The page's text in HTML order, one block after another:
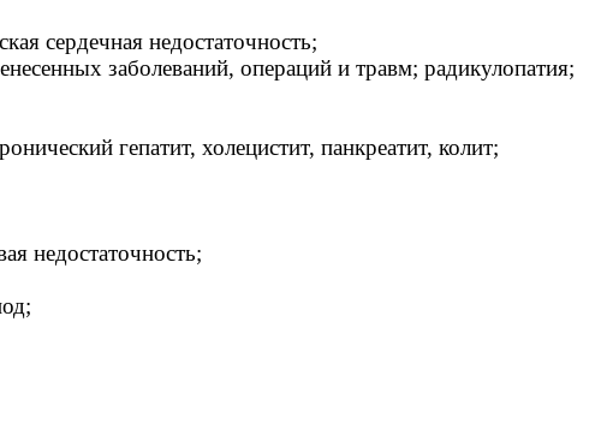
сердечная недостаточность;
заболеваний, операций и травм; радикулопатия;
гепатит, холецистит, панкреатит, колит;
недостаточность;